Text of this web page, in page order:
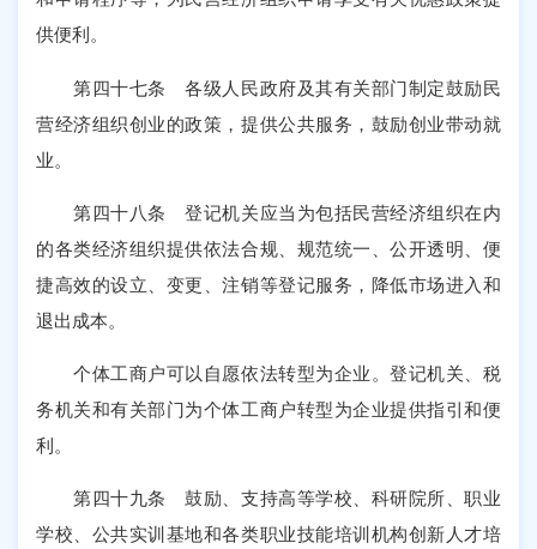
供便利。
第四十七条 各级人民政府及其有关部门制定鼓励民
营经济组织创业的政策，提供公共服务，鼓励创业带动就
业。
第四十八条 登记机关应当为包括民营经济组织在内
的各类经济组织提供依法合规、规范统一、公开透明、便
捷高效的设立、变更、注销等登记服务，降低市场进入和
退出成本。
个体工商户可以自愿依法转型为企业。登记机关、税
务机关和有关部门为个体工商户转型为企业提供指引和便
利。
第四十九条 鼓励、支持高等学校、科研院所、职业
学校、公共实训基地和各类职业技能培训机构创新人才培